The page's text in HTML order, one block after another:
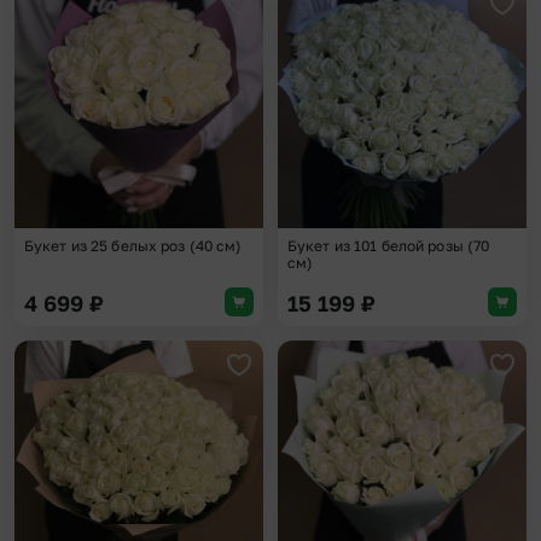
Добавить в избранное
Букет из 25 белых роз (40 см)
4 699 ₽
Букет из 101 белой розы (70
см)
15 199 ₽
Добавить в избранное